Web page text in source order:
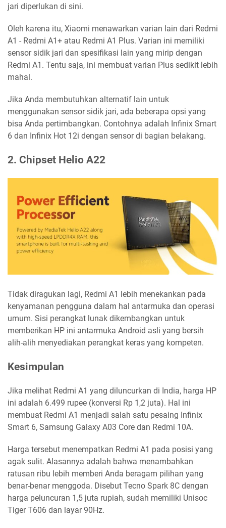
jari diperlukan di sini.
Oleh karena itu, Xiaomi menawarkan varian lain dari Redmi
A1 - Redmi A1+ atau Redmi A1 Plus. Varian ini memiliki
sensor sidik jari dan spesifikasi lain yang mirip dengan
Redmi A1. Tentu saja, ini membuat varian Plus sedikit lebih
mahal.
Jika Anda membutuhkan alternatif lain untuk
menggunakan sensor sidik jari, ada beberapa opsi yang
bisa Anda pertimbangkan. Contohnya adalah Infinix Smart
6 dan Infinix Hot 12i dengan sensor di bagian belakang.
2. Chipset Helio A22
Tidak diragukan lagi, Redmi A1 lebih menekankan pada
kenyamanan pengguna dalam hal antarmuka dan operasi
umum. Sisi perangkat lunak dikembangkan untuk
memberikan HP ini antarmuka Android asli yang bersih
alih-alih menyediakan perangkat keras yang kompeten.
Kesimpulan
Jika melihat Redmi A1 yang diluncurkan di India, harga HP
ini adalah 6.499 rupee (konversi Rp 1,2 juta). Hal ini
membuat Redmi A1 menjadi salah satu pesaing Infinix
Smart 6, Samsung Galaxy A03 Core dan Redmi 10A.
Harga tersebut menempatkan Redmi A1 pada posisi yang
agak sulit. Alasannya adalah bahwa menambahkan
ratusan ribu lebih memberi Anda beragam pilihan yang
benar-benar menggoda. Disebut Tecno Spark 8C dengan
harga peluncuran 1,5 juta rupiah, sudah memiliki Unisoc
Tiger T606 dan layar 90Hz.